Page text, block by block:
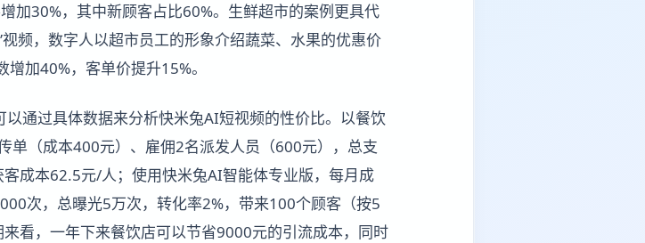
加30%，其中新顾客占比60%。生鲜超市的案例更具代
频，数字人以超市员工的形象介绍蔬菜、水果的优惠价
加40%，客单价提升15%。
通过具体数据来分析快米兔AI短视频的性价比。以餐饮
单（成本400元）、雇佣2名派发人员（600元），总支
成本62.5元/人；使用快米兔AI智能体专业版，每月成
次，总曝光5万次，转化率2%，带来100个顾客（按5
看，一年下来餐饮店可以节省9000元的引流成本，同时